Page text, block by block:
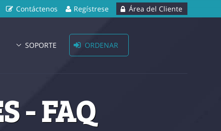
Contáctenos Regístrese Área del Cliente
SOPORTE ORDENAR
- FAQ